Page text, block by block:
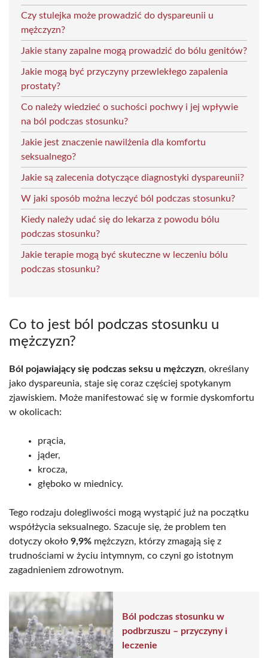
Czy stulejka może prowadzić do dyspareunii u
mężczyzn?
Jakie stany zapalne mogą prowadzić do bólu genitów?
Jakie mogą być przyczyny przewlekłego zapalenia
prostaty?
Co należy wiedzieć o suchości pochwy i jej wpływie
na ból podczas stosunku?
Jakie jest znaczenie nawilżenia dla komfortu
seksualnego?
Jakie są zalecenia dotyczące diagnostyki dyspareunii?
W jaki sposób można leczyć ból podczas stosunku?
Kiedy należy udać się do lekarza z powodu bólu
podczas stosunku?
Jakie terapie mogą być skuteczne w leczeniu bólu
podczas stosunku?
Co to jest ból podczas stosunku u
mężczyzn?
Ból pojawiający się podczas seksu u mężczyzn, określany
jako dyspareunia, staje się coraz częściej spotykanym
zjawiskiem. Może manifestować się w formie dyskomfortu
w okolicach:
prącia,
jąder,
krocza,
głęboko w miednicy.
Tego rodzaju dolegliwości mogą wystąpić już na początku
współżycia seksualnego. Szacuje się, że problem ten
dotyczy około 9,9% mężczyzn, którzy zmagają się z
trudnościami w życiu intymnym, co czyni go istotnym
zagadnieniem zdrowotnym.
Ból podczas stosunku w
podbrzuszu – przyczyny i
leczenie